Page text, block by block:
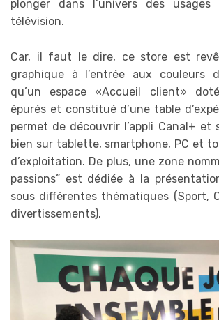
plonger dans l’univers des
télévision.
Car, il faut le dire, ce store est
graphique à l’entrée aux couleurs
qu’un espace «Accueil client»
épurés et constitué d’une table
permet de découvrir l’appli Canal+ et
bien sur tablette, smartphone, PC et
d’exploitation. De plus, une zone
passions” est dédiée à la
sous différentes thématiques (Sport,
divertissements).